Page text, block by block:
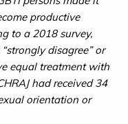
productive
to a 2018 survey,
disagree” or
equal treatment with
had received 34
orientation or